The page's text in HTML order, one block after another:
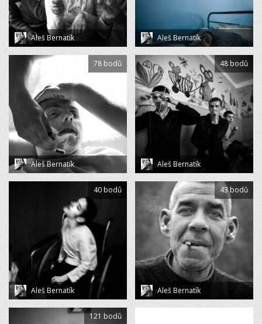
Aleš Bernatík Aleš Bernatík
Aleš Bernatík
78 bodů
Aleš Bernatík
48 bodů
Aleš Bernatík
40 bodů
Aleš Bernatík
43 bodů
121 bodů